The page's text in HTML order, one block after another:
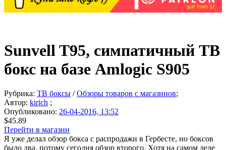
Sunvell T95, симпатичный ТВ
бокс на базе Amlogic S905
Рубрика: ТВ боксы /Обзоры товаров с магазинов;
Автор: kirich ;
Опубликовано: 26-04-2016, 13:52
$45.89
Перейти в магазин
Я уже делал обзор бокса с распродажи в Гербесте, но боксов
было два, потому сегодня обзор второго. Хотя на самом деле